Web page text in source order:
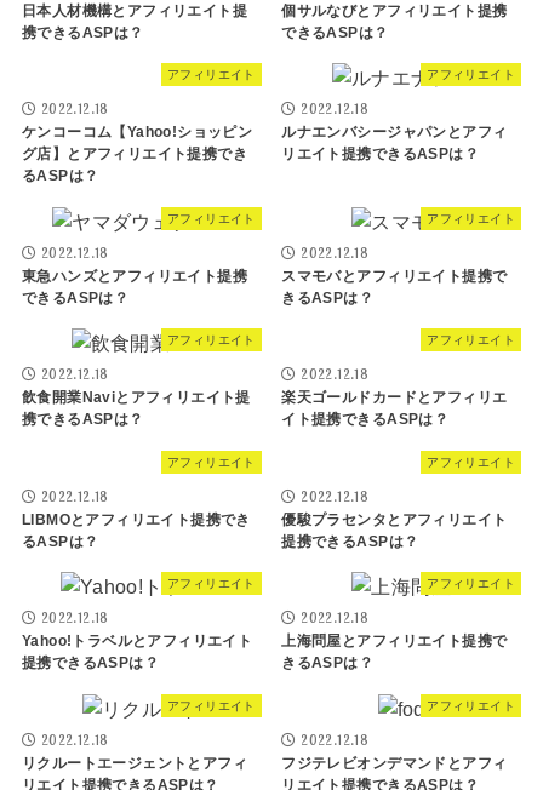
日本人材機構とアフィリエイト提
携できるASPは？
個サルなびとアフィリエイト提携
できるASPは？
アフィリエイト
2022.12.18
ケンコーコム【Yahoo!ショッピン
グ店】とアフィリエイト提携でき
るASPは？
アフィリエイト
2022.12.18
ルナエンバシージャパンとアフィ
リエイト提携できるASPは？
アフィリエイト
2022.12.18
東急ハンズとアフィリエイト提携
できるASPは？
アフィリエイト
2022.12.18
スマモバとアフィリエイト提携で
きるASPは？
アフィリエイト
2022.12.18
飲食開業Naviとアフィリエイト提
携できるASPは？
アフィリエイト
2022.12.18
楽天ゴールドカードとアフィリエ
イト提携できるASPは？
アフィリエイト
2022.12.18
LIBMOとアフィリエイト提携でき
るASPは？
アフィリエイト
2022.12.18
優駿プラセンタとアフィリエイト
提携できるASPは？
アフィリエイト
2022.12.18
Yahoo!トラベルとアフィリエイト
提携できるASPは？
アフィリエイト
2022.12.18
上海問屋とアフィリエイト提携で
きるASPは？
アフィリエイト
2022.12.18
リクルートエージェントとアフィ
リエイト提携できるASPは？
アフィリエイト
2022.12.18
フジテレビオンデマンドとアフィ
リエイト提携できるASPは？